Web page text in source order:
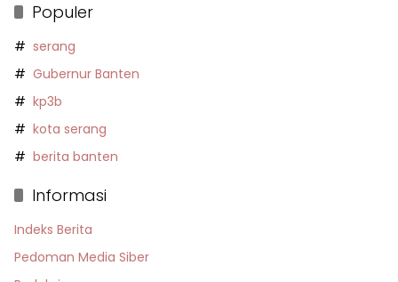
Populer
serang
Gubernur Banten
kp3b
kota serang
berita banten
Informasi
Indeks Berita
Pedoman Media Siber